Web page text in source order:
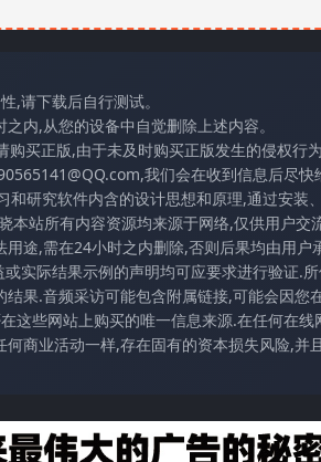
,请下载后自行测试。
内,从您的设备中自觉删除上述内容。
买正版,由于未及时购买正版发生的侵权行为
我们会在收到信息后尽快
研究软件内含的设计思想和原理,通过安装
站所有内容资源均来源于网络,仅供用户交
途,需在24小时之内删除,否则后果均由用户
实际结果示例的声明均可应要求进行验证.
果.音频采访可能包含附属链接,可能会因您
这些网站上购买的唯一信息来源.在任何在线
商业活动一样,存在固有的资本损失风险,并